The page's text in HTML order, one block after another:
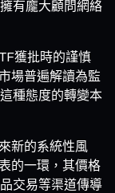
有龐大顧問網絡
獲批時的謹慎
場普遍解讀為監
種態度的轉變本
新的系統性風
的一環，其價格
交易等渠道傳導